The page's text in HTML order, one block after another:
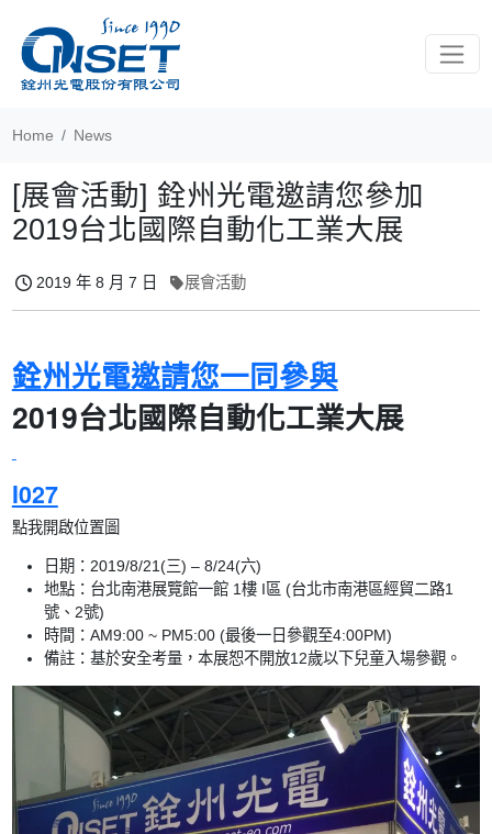
Home News
[展會活動] 銓州光電邀請您參加
2019台北國際自動化工業大展
2019 年 8 月 7 日 展會活動
銓州光電邀請您一同參與
2019台北國際自動化工業大展
I027
點我開啟位置圖
日期：2019/8/21(三) – 8/24(六)
地點：台北南港展覽館一館 1樓 I區 (台北市南港區經貿二路1
號、2號)
時間：AM9:00 ~ PM5:00 (最後一日參觀至4:00PM)
備註：基於安全考量，本展恕不開放12歲以下兒童入場參觀。